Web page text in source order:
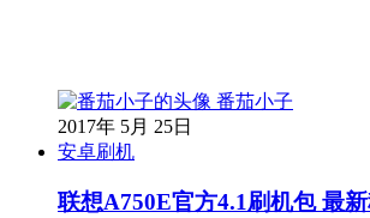
番茄小子
2017年 5月 25日
安卓刷机
联想A750E官方4.1刷机包 最